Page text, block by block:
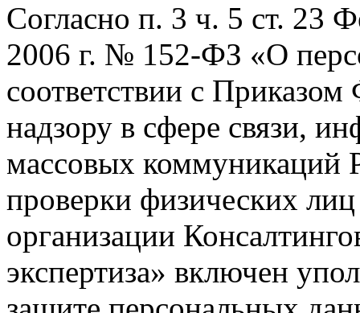
Согласно п. 3 ч. 5 ст. 23
2006 г. № 152-ФЗ «О
соответствии с
надзору в сфере связи,
массовых коммуникаций
проверки физических
организации
экспертиза» включен